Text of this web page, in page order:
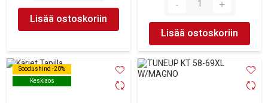
Lisää ostoskoriin
Lisää ostoskoriin
Soodushind -20%
Kesklaos
Soodushind -20%
Kesklaos